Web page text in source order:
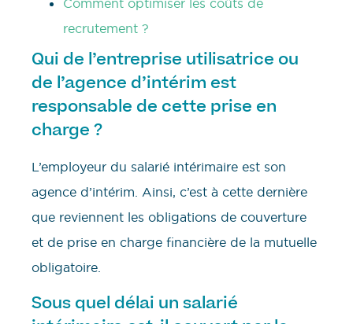
Comment optimiser les coûts de
recrutement ?
Qui de l’entreprise utilisatrice ou
de l’agence d’intérim est
responsable de cette prise en
charge ?
L’employeur du salarié intérimaire est son
agence d’intérim. Ainsi, c’est à cette dernière
que reviennent les obligations de couverture
et de prise en charge financière de la mutuelle
obligatoire.
Sous quel délai un salarié